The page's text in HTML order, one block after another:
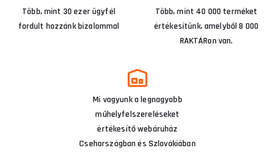
Több, mint 30 ezer ügyfél
fordult hozzánk bizalommal
Több, mint 40 000 terméket
értékesítünk, amelyből 8 000
RAKTÁRon van.
Mi vagyunk a legnagyobb
műhelyfelszereléseket
értékesítő webáruház
Csehországban és Szlovákiában